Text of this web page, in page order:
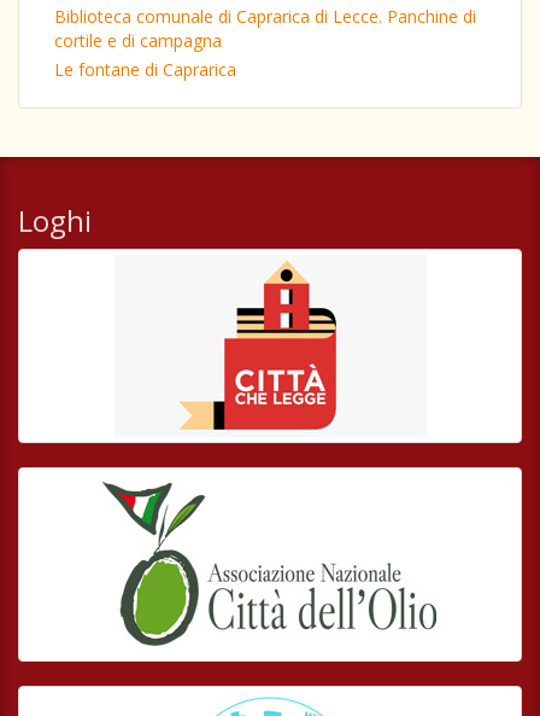
Biblioteca comunale di Caprarica di Lecce. Panchine di
cortile e di campagna
Le fontane di Caprarica
Loghi